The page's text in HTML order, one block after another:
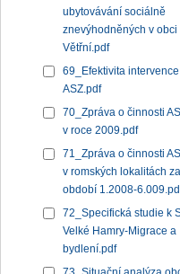
ubytovávání sociálně
znevýhodněných v obci
Větřní.pdf
69_Efektivita intervence
ASZ.pdf
70_Zpráva o činnosti
v roce 2009.pdf
71_Zpráva o činnosti
v romských lokalitách za
období 1.2008-
72_Specifická studie k
Velké Hamry-Migrace a
bydlení.pdf